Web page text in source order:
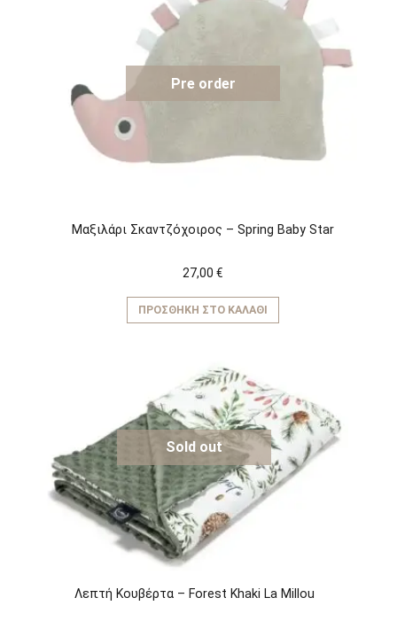
Pre order
Μαξιλάρι Σκαντζόχοιρος – Spring Baby Star
27,00 €
ΠΡΟΣΘΉΚΗ ΣΤΟ ΚΑΛΆΘΙ
Sold out
Λεπτή Κουβέρτα – Forest Khaki La Millou